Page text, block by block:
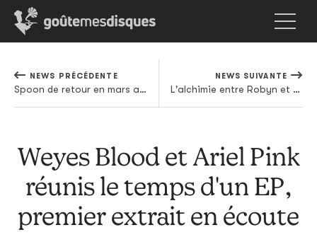
NEWS PRÉCÉDENTE
Spoon de retour en mars avec un nouvel album
NEWS SUIVANTE
L'alchimie entre Robyn et Mr. Tophat est totale sur leur nouvelle collaboration
Weyes Blood et Ariel Pink
réunis le temps d'un EP,
premier extrait en écoute